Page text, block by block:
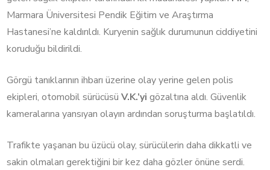
Marmara Üniversitesi Pendik Eğitim ve Araştırma
Hastanesi’ne kaldırıldı. Kuryenin sağlık durumunun ciddiyetini
koruduğu bildirildi.
Görgü tanıklarının ihbarı üzerine olay yerine gelen polis
ekipleri, otomobil sürücüsüV.K.’yi gözaltına aldı. Güvenlik
kameralarına yansıyan olayın ardından soruşturma başlatıldı.
Trafikte yaşanan bu üzücü olay, sürücülerin daha dikkatli ve
sakin olmaları gerektiğini bir kez daha gözler önüne serdi.